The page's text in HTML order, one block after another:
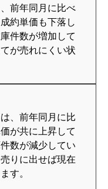
前年同月に比べ
約単価も下落し
件数が増加して
が売れにくい状
、前年同月に比
が共に上昇して
数が減少してい
りに出せば現在
す。